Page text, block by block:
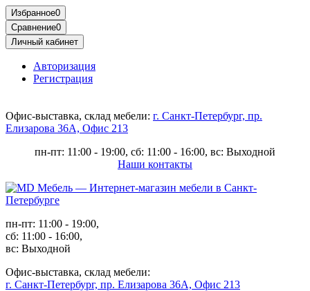
Избранное0
Сравнение0
Личный кабинет
Авторизация
Регистрация
Офис-выставка, склад мебели: г. Санкт-Петербург, пр.
Елизарова 36А, Офис 213
пн-пт: 11:00 - 19:00, сб: 11:00 - 16:00, вс: Выходной
Наши контакты
пн-пт: 11:00 - 19:00,
сб: 11:00 - 16:00,
вс: Выходной
Офис-выставка, склад мебели:
г. Санкт-Петербург, пр. Елизарова 36А, Офис 213